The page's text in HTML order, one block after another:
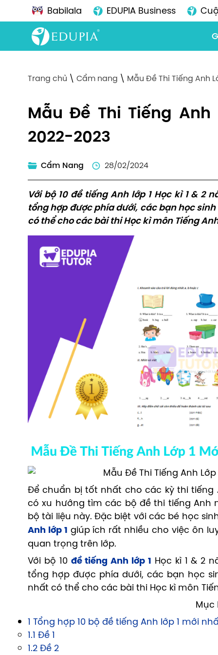
Babilala EDUPIA Business
Trang chủ \ Cẩm nang \ Mẫu Đề Thi Tiếng Anh
Mẫu Đề Thi Tiếng
2022-2023
Cẩm Nang 28/02/2024
Với bộ 10 đề tiếng Anh lớp 1 Học kì 1 & 2
tổng hợp được phía dưới, các bạn học
có thể cho các bài thi Học kì môn Tiếng
Để chuẩn bị tốt nhất cho các kỳ thi
có xu hướng tìm các bộ đề thi tiếng
bộ tài liệu này. Đặc biệt với các bé học
Anh lớp 1 giúp ích rất nhiều cho việc ôn
quan trọng trên lớp.
Với bộ 10 đề tiếng Anh lớp 1 Học kì 1 & 2
tổng hợp được phía dưới, các bạn học
nhất có thể cho các bài thi Học kì môn
Mục
1 Tổng hợp 10 bộ đề tiếng Anh lớp 1 mới
1.1 Đề 1
1.2 Đề 2